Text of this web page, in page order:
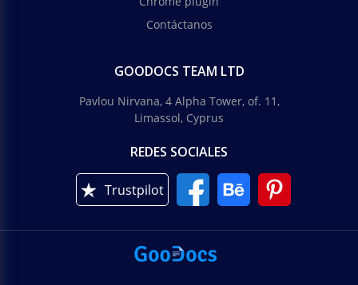
Contáctanos
GOODOCS TEAM LTD
Pavlou Nirvana, 4 Alpha Tower, of. 11,
Limassol, Cyprus
REDES SOCIALES
Trustpilot